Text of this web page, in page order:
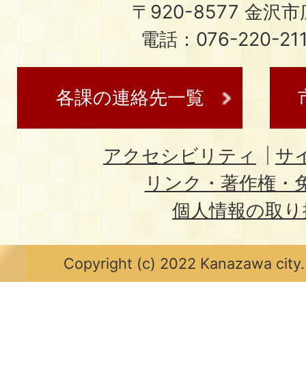
〒920-8577 金沢市
電話：076-220-
各課の連絡先一覧
アクセシビリティ
サ
リンク・著作権・
個人情報の取
Copyright (c) 2022 Kanazawa